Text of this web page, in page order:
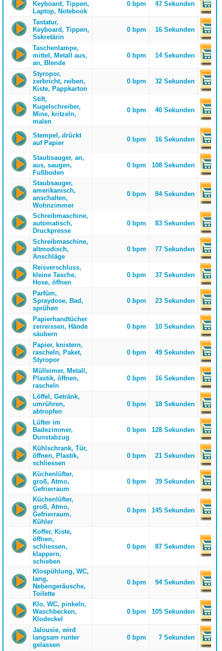
Keyboard, Tippen,
Laptop, Notebook
0 bpm 47 Sekunden
Tastatur,
Keyboard, Tippen,
Sekretärin
0 bpm 16 Sekunden
Taschenlampe,
mittel, Metall aus,
an, Blende
0 bpm 14 Sekunden
Styropor,
zerbricht, reiben,
Kiste, Pappkarton
0 bpm 32 Sekunden
Stift,
Kugelschreiber,
Mine, kritzeln,
malen
0 bpm 40 Sekunden
Stempel, drückt
auf Papier
0 bpm 16 Sekunden
Staubsauger, an,
aus, saugen,
Fußboden
0 bpm 108 Sekunden
Staubsauger,
amerikanisch,
anschalten,
Wohnzimmer
0 bpm 84 Sekunden
Schreibmaschine,
automatisch,
Druckpresse
0 bpm 83 Sekunden
Schreibmaschine,
altmodisch,
Anschläge
0 bpm 77 Sekunden
Reisverschluss,
kleine Tasche,
Hose, öffnen
0 bpm 37 Sekunden
Parfüm,
Spraydose, Bad,
sprühen
0 bpm 23 Sekunden
Papierhandtücher
zerreissen, Hände
säubern
0 bpm 10 Sekunden
Papier, knistern,
rascheln, Paket,
Styropor
0 bpm 49 Sekunden
Mülleimer, Metall,
Plastik, öffnen,
rascheln
0 bpm 16 Sekunden
Löffel, Getränk,
umrühren,
abtropfen
0 bpm 18 Sekunden
Lüfter im
Badezimmer,
Dunstabzug
0 bpm 128 Sekunden
Kühlschrank, Tür,
öffnen, Plastik,
schliessen
0 bpm 21 Sekunden
Küchenlüfter,
groß, Atmo,
Gefrierraum
0 bpm 39 Sekunden
Küchenlüfter,
groß, Atmo,
Gefrierraum,
Kühler
0 bpm 145 Sekunden
Koffer, Kiste,
öffnen,
schliessen,
klappern,
schieben
0 bpm 87 Sekunden
Klospühlung, WC,
lang,
Nebengeräusche,
Toilette
0 bpm 94 Sekunden
Klo, WC, pinkeln,
Waschbecken,
Klodeckel
0 bpm 105 Sekunden
Jalousie, wird
langsam runter
gelassen
0 bpm 7 Sekunden